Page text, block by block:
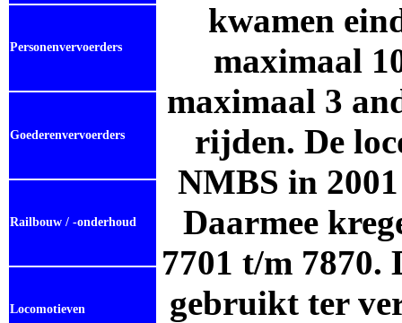
kwamen
maximaal
maximaal 3
rijden. De
NMBS in
Daarmee
7701 t/m 7870.
gebruikt ter
Personenvervoerders
Goederenvervoerders
Railbouw / -onderhoud
Locomotieven